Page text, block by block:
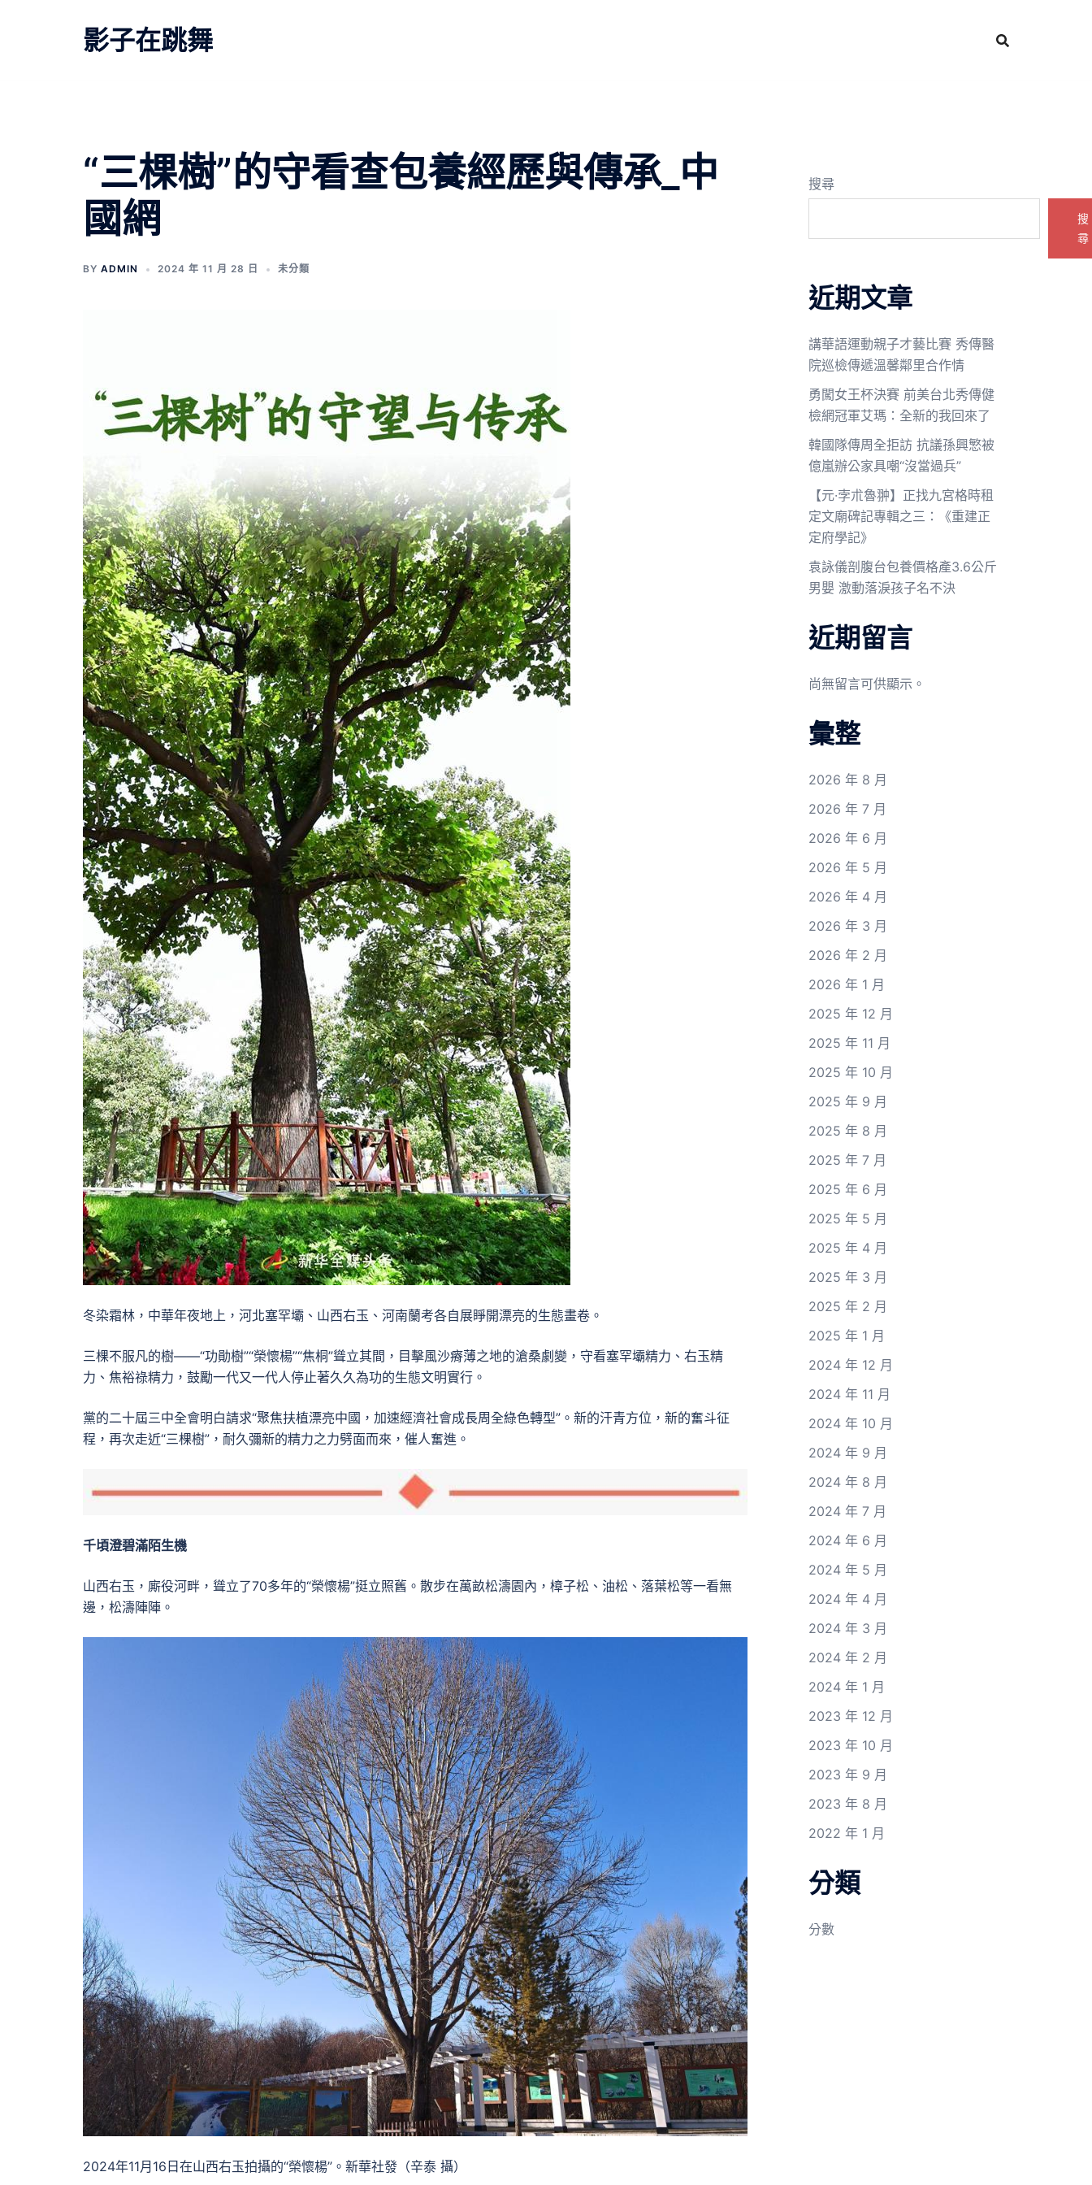
影子在跳舞
“三棵樹”的守看查包養經歷與傳承_中
國網
BY ADMIN 2024 年 11 月 28 日 未分類
冬染霜林，中華年夜地上，河北塞罕壩、山西右玉、河南蘭考各自展睜開漂亮的生態畫卷。
三棵不服凡的樹——“功勛樹”“榮懷楊”“焦桐”聳立其間，目擊風沙瘠薄之地的滄桑劇變，守看塞罕壩精力、右玉精
力、焦裕祿精力，鼓勵一代又一代人停止著久久為功的生態文明實行。
黨的二十屆三中全會明白請求“聚焦扶植漂亮中國，加速經濟社會成長周全綠色轉型”。新的汗青方位，新的奮斗征
程，再次走近“三棵樹”，耐久彌新的精力之力劈面而來，催人奮進。
千頃澄碧滿陌生機
山西右玉，廝役河畔，聳立了70多年的“榮懷楊”挺立照舊。散步在萬畝松濤園內，樟子松、油松、落葉松等一看無
邊，松濤陣陣。
2024年11月16日在山西右玉拍攝的“榮懷楊”。新華社發（辛泰 攝）
搜尋
搜
尋
近期文章
講華語運動親子才藝比賽 秀傳醫
院巡檢傳遞溫馨鄰里合作情
勇闖女王杯決賽 前美台北秀傳健
檢網冠軍艾瑪：全新的我回來了
韓國隊傳周全拒訪 抗議孫興慜被
億嵐辦公家具嘲“沒當過兵”
【元·孛朮魯翀】正找九宮格時租
定文廟碑記專輯之三：《重建正
定府學記》
袁詠儀剖腹台包養價格產3.6公斤
男嬰 激動落淚孩子名不決
近期留言
尚無留言可供顯示。
彙整
2026 年 8 月
2026 年 7 月
2026 年 6 月
2026 年 5 月
2026 年 4 月
2026 年 3 月
2026 年 2 月
2026 年 1 月
2025 年 12 月
2025 年 11 月
2025 年 10 月
2025 年 9 月
2025 年 8 月
2025 年 7 月
2025 年 6 月
2025 年 5 月
2025 年 4 月
2025 年 3 月
2025 年 2 月
2025 年 1 月
2024 年 12 月
2024 年 11 月
2024 年 10 月
2024 年 9 月
2024 年 8 月
2024 年 7 月
2024 年 6 月
2024 年 5 月
2024 年 4 月
2024 年 3 月
2024 年 2 月
2024 年 1 月
2023 年 12 月
2023 年 10 月
2023 年 9 月
2023 年 8 月
2022 年 1 月
分類
分數